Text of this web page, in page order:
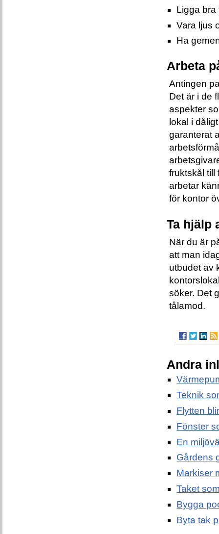
Ligga bra
Vara ljus
Ha
Arbeta
Antingen
Det är i de
aspekter
lokal i
garanterat
fruktskål till
arbetar
för kontor
Ta hjälp
När du är
att man
utbudet av
söker. Det
tålamod.
Andra
Teknik
Flytten
Fönster
En
Gårdens
Markiser
Taket
Bygga
Byta tak